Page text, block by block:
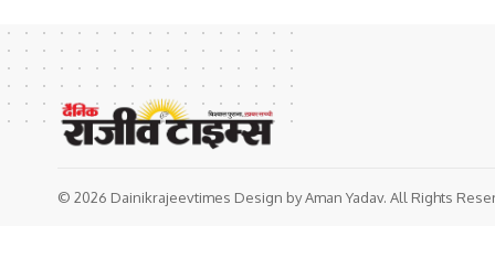
© 2026 Dainikrajeevtimes Design by Aman Yadav. All Rights